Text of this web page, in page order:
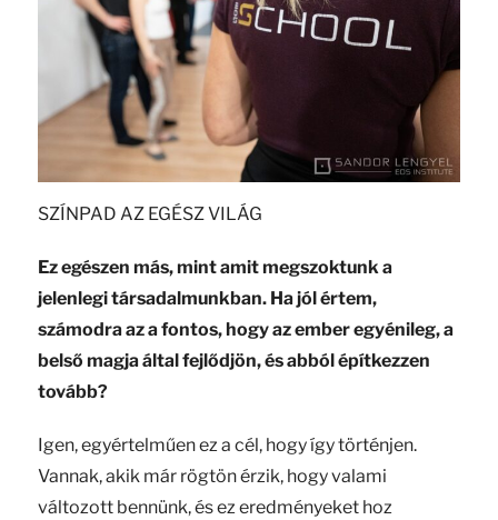
SZÍNPAD AZ EGÉSZ VILÁG
Ez egészen más, mint amit megszoktunk a
jelenlegi társadalmunkban. Ha jól értem,
számodra az a fontos, hogy az ember egyénileg, a
belső magja által fejlődjön, és abból építkezzen
tovább?
Igen, egyértelműen ez a cél, hogy így történjen.
Vannak, akik már rögtön érzik, hogy valami
változott bennünk, és ez eredményeket hoz